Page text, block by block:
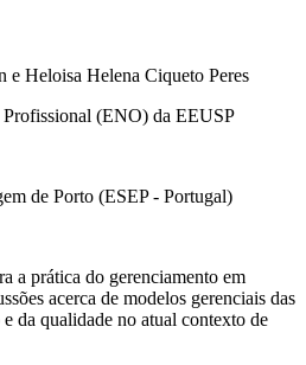
Heloisa Helena Ciqueto Peres
(ENO) da EEUSP
de Porto (ESEP - Portugal)
a prática do gerenciamento em
acerca de modelos gerenciais das
da qualidade no atual contexto de